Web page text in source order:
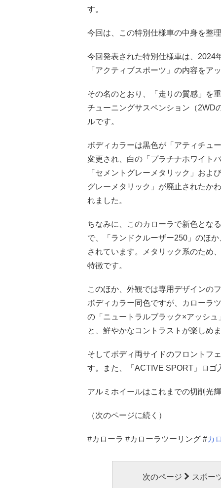
す。
今回は、この特別仕様車の中身を整
今回発表された特別仕様車は、2024
「アクティブスポーツ」の内容をア
その名のとおり、「走りの質感」を
チューニングサスペンション（2WD
ルです。
ボディカラーは黒色が「アティチュ
変更され、白の「プラチナホワイト
「セメントグレーメタリック」およ
グレーメタリック」が廃止されたか
れました。
ちなみに、このカローラで新色とな
で、「ランドクルーザー250」のほ
されています。メタリック系のため
特徴です。
このほか、外観では専用デザインの
ボディカラー同色ですが、カローラ
の「ニュートラルブラック×アッシ
と、鮮やかなコントラストが楽しめ
そしてボディ両サイドのフロントフ
す。また、「ACTIVE SPORT」ロ
アルミホイールはこれまでの切削光
（次のページに続く）
#カローラ #カローラツーリング #カ
次のページ スポー